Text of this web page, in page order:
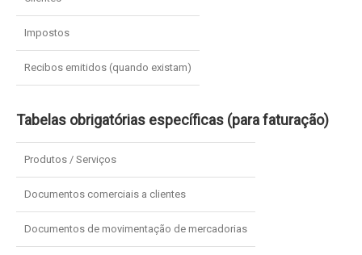
Impostos
Recibos emitidos (quando existam)
Tabelas obrigatórias específicas (para faturação)
Produtos / Serviços
Documentos comerciais a clientes
Documentos de movimentação de mercadorias